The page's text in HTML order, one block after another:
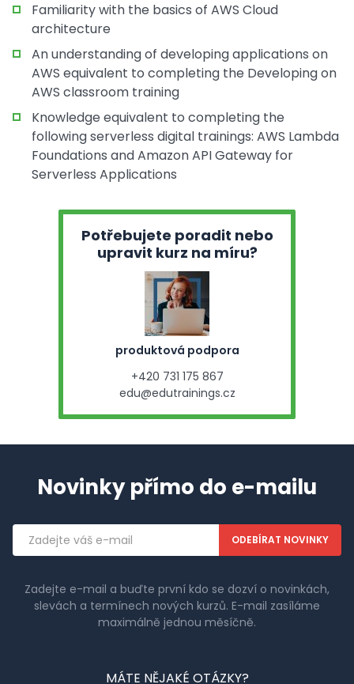
Familiarity with the basics of AWS Cloud
architecture
An understanding of developing applications on
AWS equivalent to completing the Developing on
AWS classroom training
Knowledge equivalent to completing the
following serverless digital trainings: AWS Lambda
Foundations and Amazon API Gateway for
Serverless Applications
Potřebujete poradit nebo
upravit kurz na míru?
produktová podpora
+420 731 175 867
edu@edutrainings.cz
Novinky přímo do e-mailu
Emailová
adresa
Zadejte e-mail a buďte první kdo se dozví o novinkách,
slevách a termínech nových kurzů. E-mail zasíláme
maximálně jednou měsíčně.
MÁTE NĚJAKÉ OTÁZKY?